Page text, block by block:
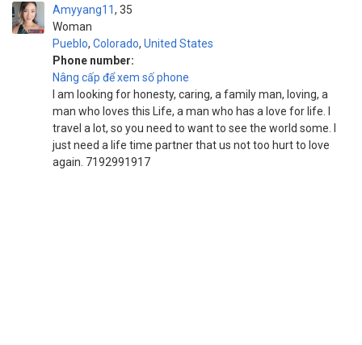
Amyyang11
Woman
35
Pueblo, Colorado, United States
Phone number:
Nâng cấp để xem số phone
I am looking for honesty, caring, a family man, loving, a
man who loves this Life, a man who has a love for life. I
travel a lot, so you need to want to see the world some. I
just need a life time partner that us not too hurt to love
again. 7192991917